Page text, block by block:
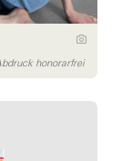
honorarfrei